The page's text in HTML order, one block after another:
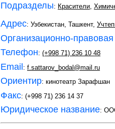
Подразделы: Красители,
Адрес: Узбекистан, Ташкент,
Организационно-
Телефон: (+998 71) 236 10 48
Email: f.sattarov_bodal@mail.ru
Ориентир: кинотеатр Зарафшан
Факс: (+998 71) 236 14 37
Юридическое название: